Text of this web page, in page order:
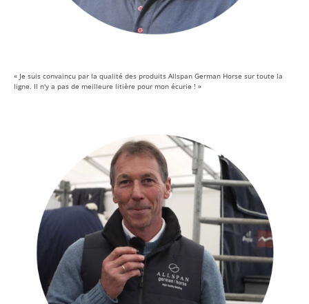
« Je suis convaincu par la qualité des produits Allspan German Horse sur toute la
ligne. Il n'y a pas de meilleure litière pour mon écurie ! »